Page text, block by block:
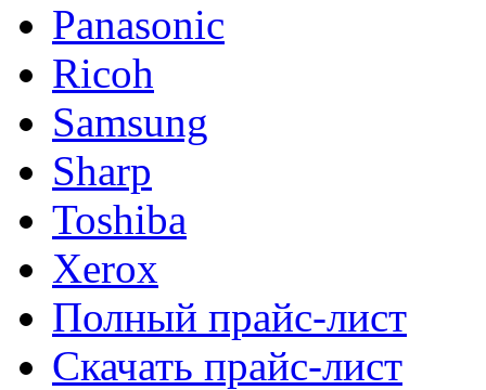
Panasonic
Ricoh
Samsung
Sharp
Toshiba
Xerox
Полный прайс-лист
Скачать прайс-лист